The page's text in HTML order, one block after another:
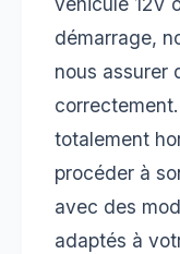
démarrage,
nous assurer
totalement
procéder à
avec des
adaptés à